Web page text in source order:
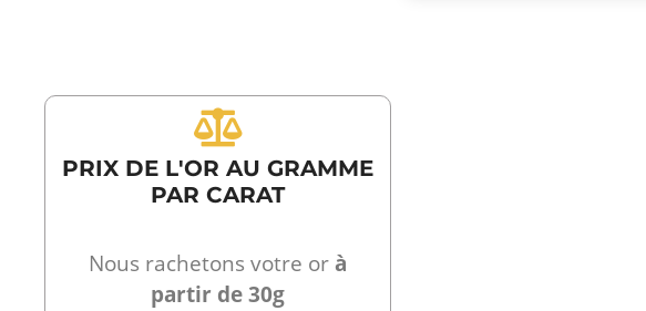
PRIX DE L'OR AU GRAMME
PAR CARAT
Nous rachetons votre orà
partir de 30g